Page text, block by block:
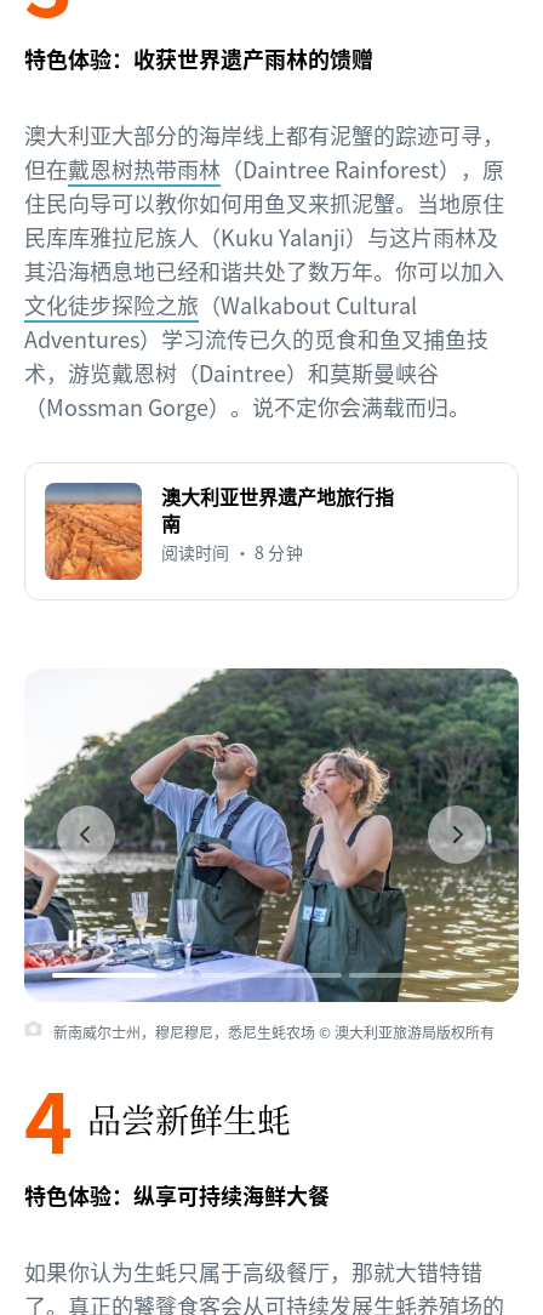
特色体验：收获世界遗产雨林的馈赠
澳大利亚大部分的海岸线上都有泥蟹的踪迹可寻，
但在戴恩树热带雨林 （Daintree Rainforest），原
住民向导可以教你如何用鱼叉来抓泥蟹。当地原住
民库库雅拉尼族人（Kuku Yalanji）与这片雨林及
其沿海栖息地已经和谐共处了数万年。你可以加入
文化徒步探险之旅 （Walkabout Cultural
Adventures）学习流传已久的觅食和鱼叉捕鱼技
术，游览戴恩树（Daintree）和莫斯曼峡谷
（Mossman Gorge）。说不定你会满载而归。
澳大利亚世界遗产地旅行指
南
阅读时间 • 8 分钟
新南威尔士州，穆尼穆尼，悉尼生蚝农场 © 澳大利亚旅游局版权所有
4 品尝新鲜生蚝
特色体验：纵享可持续海鲜大餐
如果你认为生蚝只属于高级餐厅，那就大错特错
了。真正的饕餮食客会从可持续发展生蚝养殖场的